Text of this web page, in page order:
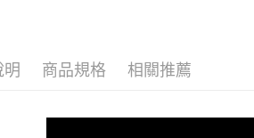
明 商品規格 相關推薦